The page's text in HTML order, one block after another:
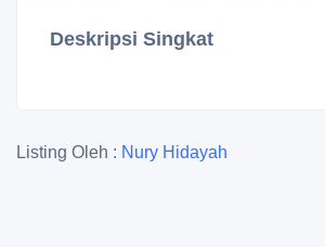
Deskripsi Singkat
Listing Oleh : Nury Hidayah